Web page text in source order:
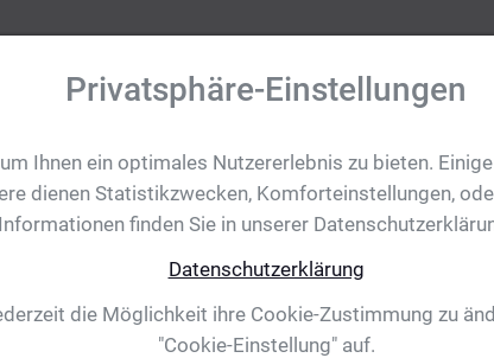
Ihre Eventanfrage Shop für
Privatsphäre-Einstellungen
Ihnen ein optimales Nutzererlebnis zu bieten.
dienen Statistikzwecken, Komforteinstellungen,
finden Sie in unserer
Datenschutzerklärung
die Möglichkeit ihre Cookie-Zustimmung zu
"Cookie-Einstellung" auf.